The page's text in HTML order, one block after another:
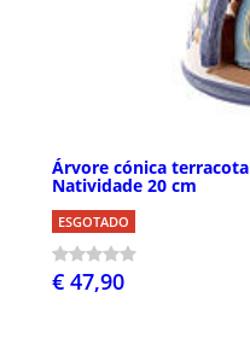
Árvore cónica
Natividade 20 cm
ESGOTADO
€ 47,90